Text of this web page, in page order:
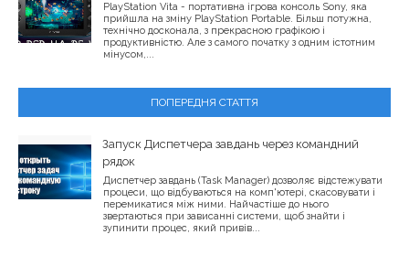
PlayStation Vita - портативна ігрова консоль Sony, яка
прийшла на зміну PlayStation Portable. Більш потужна,
технічно досконала, з прекрасною графікою і
продуктивністю. Але з самого початку з одним істотним
мінусом,...
ПОПЕРЕДНЯ СТАТТЯ
Запуск Диспетчера завдань через командний
рядок
Диспетчер завдань (Task Manager) дозволяє відстежувати
процеси, що відбуваються на комп'ютері, скасовувати і
перемикатися між ними. Найчастіше до нього
звертаються при зависанні системи, щоб знайти і
зупинити процес, який привів...